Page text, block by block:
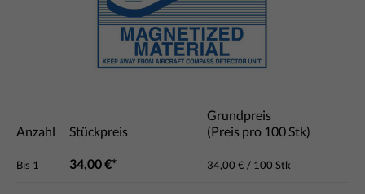
Anzahl Stückpreis
Grundpreis
(Preis pro 100 Stk)
Bis 1 34,00 €* 34,00 € / 100 Stk